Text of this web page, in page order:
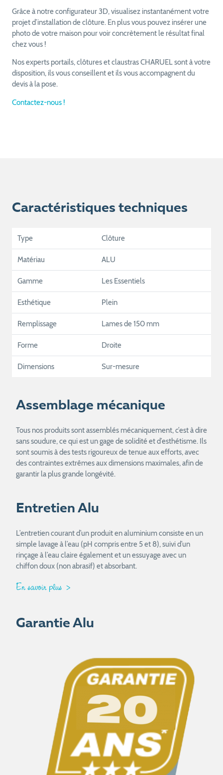
Grâce à notre configurateur 3D, visualisez instantanément votre
projet d’installation de clôture. En plus vous pouvez insérer une
photo de votre maison pour voir concrètement le résultat final
chez vous !
Nos experts portails, clôtures et claustras CHARUEL sont à votre
disposition, ils vous conseillent et ils vous accompagnent du
devis à la pose.
Contactez-nous !
Caractéristiques techniques
Type Clôture
Matériau ALU
Gamme Les Essentiels
Esthétique Plein
Remplissage Lames de 150 mm
Forme Droite
Dimensions Sur-mesure
Assemblage mécanique
Tous nos produits sont assemblés mécaniquement, c’est à dire
sans soudure, ce qui est un gage de solidité et d’esthétisme. Ils
sont soumis à des tests rigoureux de tenue aux efforts, avec
des contraintes extrêmes aux dimensions maximales, afin de
garantir la plus grande longévité.
Entretien Alu
L’entretien courant d’un produit en aluminium consiste en un
simple lavage à l’eau (pH compris entre 5 et 8), suivi d’un
rinçage à l’eau claire également et un essuyage avec un
chiffon doux (non abrasif) et absorbant.
En savoir plus
Garantie Alu